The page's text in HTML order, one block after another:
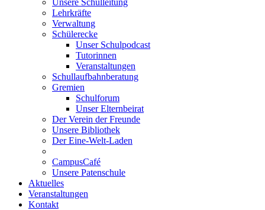
Unsere Schulleitung
Lehrkräfte
Verwaltung
Schülerecke
Unser Schulpodcast
Tutorinnen
Veranstaltungen
Schullaufbahnberatung
Gremien
Schulforum
Unser Elternbeirat
Der Verein der Freunde
Unsere Bibliothek
Der Eine-Welt-Laden
CampusCafé
Unsere Patenschule
Aktuelles
Veranstaltungen
Kontakt